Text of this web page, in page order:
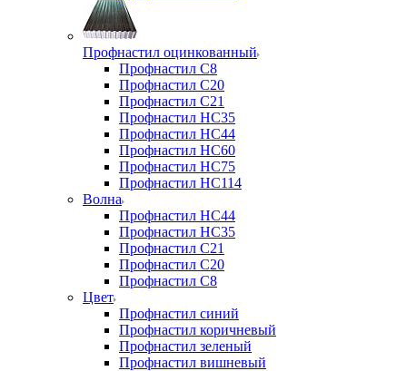
Профнастил оцинкованный
Профнастил С8
Профнастил С20
Профнастил С21
Профнастил НС35
Профнастил НС44
Профнастил НС60
Профнастил НС75
Профнастил НС114
Волна
Профнастил НС44
Профнастил НС35
Профнастил С21
Профнастил С20
Профнастил С8
Цвет
Профнастил синий
Профнастил коричневый
Профнастил зеленый
Профнастил вишневый